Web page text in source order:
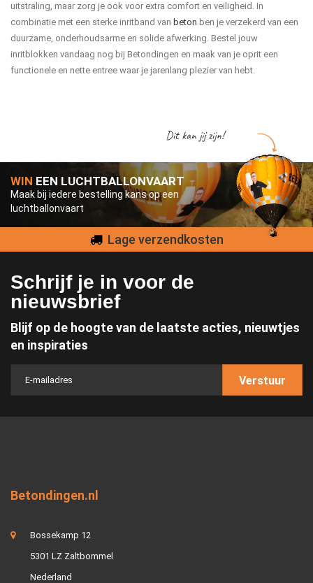
uitstraling, maar zorg je ook voor extra comfort en veiligheid. In
combinatie met een sterke inritband van beton ben je verzekerd van een
duurzame, onderhoudsarme en solide afwerking. Bestel jouw
inritblokken vandaag nog bij Betondingen en maak van je oprit een
functionele en nette entree waar je jarenlang plezier van hebt.
WIN EEN LUCHTBALLONVAART
Maak bij iedere bestelling kans op een
luchtballonvaart
Dit kan jij zijn!
Lage verzendkosten
Schrijf je in voor de
nieuwsbrief
Blijf op de hoogte van de laatste acties, nieuwtjes
en inspiraties
Verstuur
Betondingen.nl
Bossekamp 12
5301 LZ Zaltbommel
Nederland